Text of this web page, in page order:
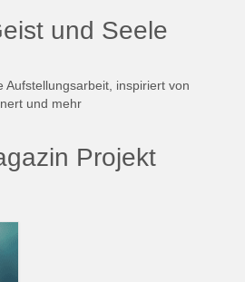
und Seele
Aufstellungsarbeit, inspiriert von
und mehr
Projekt